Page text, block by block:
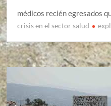
médicos recién egresados
crisis en el sector salud